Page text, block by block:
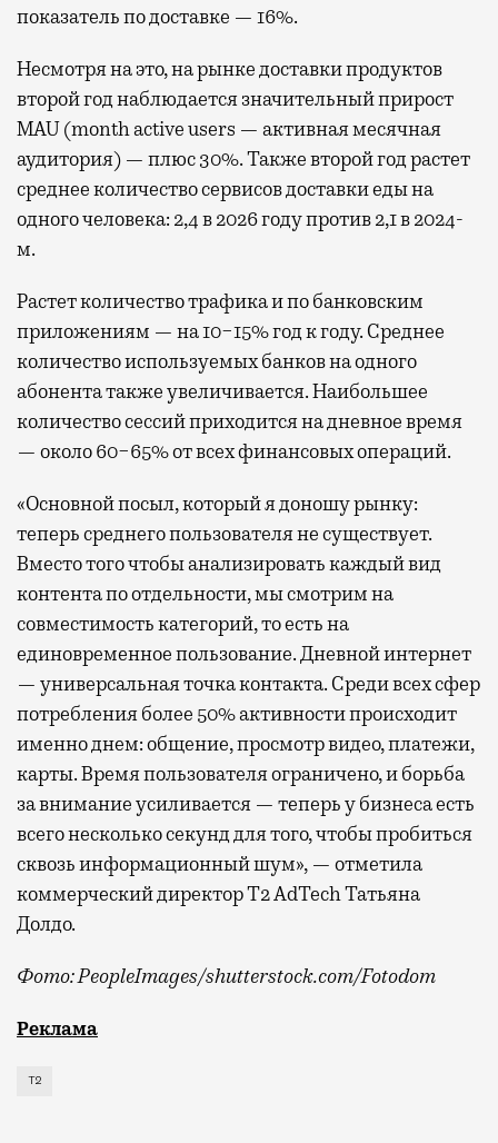
показатель по доставке — 16%.
Несмотря на это, на рынке доставки продуктов
второй год наблюдается значительный прирост
MAU (month active users — активная месячная
аудитория) — плюс 30%. Также второй год растет
среднее количество сервисов доставки еды на
одного человека: 2,4 в 2026 году против 2,1 в 2024-
м.
Растет количество трафика и по банковским
приложениям — на 10−15% год к году. Среднее
количество используемых банков на одного
абонента также увеличивается. Наибольшее
количество сессий приходится на дневное время
— около 60−65% от всех финансовых операций.
«Основной посыл, который я доношу рынку:
теперь среднего пользователя не существует.
Вместо того чтобы анализировать каждый вид
контента по отдельности, мы смотрим на
совместимость категорий, то есть на
единовременное пользование. Дневной интернет
— универсальная точка контакта. Среди всех сфер
потребления более 50% активности происходит
именно днем: общение, просмотр видео, платежи,
карты. Время пользователя ограничено, и борьба
за внимание усиливается — теперь у бизнеса есть
всего несколько секунд для того, чтобы пробиться
сквозь информационный шум», — отметила
коммерческий директор Т2 AdTech Татьяна
Долдо.
Фото: PeopleImages/shutterstock.com/Fotodom
Мобильный оператор Т2 изучил модели интернет-
Реклама
Т2